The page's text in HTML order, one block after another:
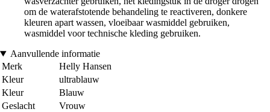
om de waterafstotende behandeling te reactiveren, donkere
kleuren apart wassen, vloeibaar wasmiddel gebruiken,
wasmiddel voor technische kleding gebruiken.
Aanvullende informatie
Merk
Helly Hansen
Kleur
ultrablauw
Kleur
Blauw
Geslacht
Vrouw